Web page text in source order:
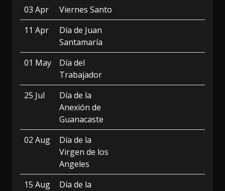
03 Apr
Viernes Santo
11 Apr
Día de Juan
Santamaría
01 May
Día del
Trabajador
25 Jul
Día de la
Anexión de
Guanacaste
02 Aug
Día de la
Virgen de los
Angeles
15 Aug
Día de la